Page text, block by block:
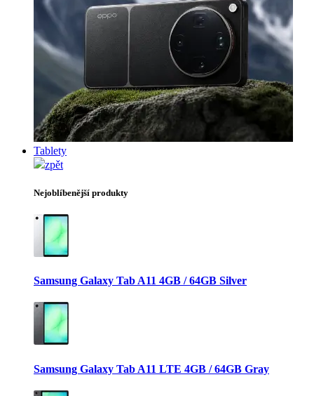
Tablety
zpět
Nejoblíbenější produkty
Samsung Galaxy Tab A11 4GB / 64GB Silver
Samsung Galaxy Tab A11 LTE 4GB / 64GB Gray